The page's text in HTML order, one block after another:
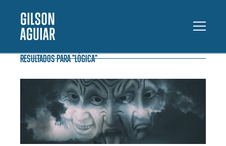
RESULTADOS PARA "LÓGICA"